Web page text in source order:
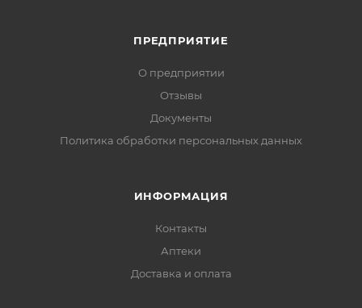
ПРЕДПРИЯТИЕ
О предприятии
Отзывы
Документы
Политика обработки персональных данных
ИНФОРМАЦИЯ
Контакты
Аптеки
Доставка и оплата